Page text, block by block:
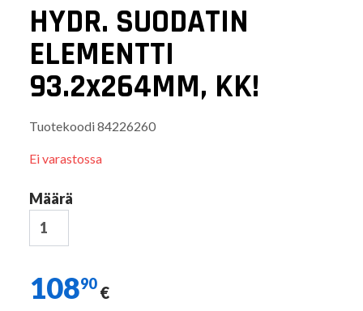
HYDR. SUODATIN
ELEMENTTI
93.2x264MM, KK!
Tuotekoodi 84226260
Ei varastossa
Määrä
10890 €